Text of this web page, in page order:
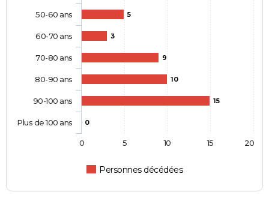
5
3
9
10
15
0
Personnes décédées
50-60 ans
60-70 ans
70-80 ans
80-90 ans
90-100 ans
Plus de 100 ans
0 5 10 15 20